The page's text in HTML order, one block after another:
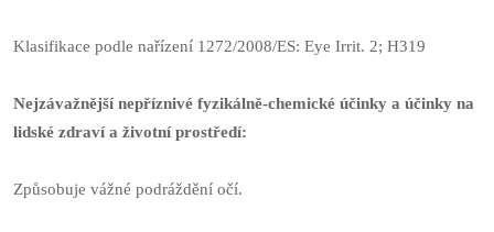
Klasifikace podle nařízení 1272/2008/ES: Eye Irrit. 2; H319
Nejzávažnější nepříznivé fyzikálně-chemické účinky a účinky na
lidské zdraví a životní prostředí:
Způsobuje vážné podráždění očí.